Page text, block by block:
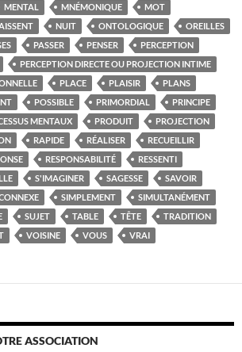
MENTAL MNÉMONIQUE
MOT
NUIT ONTOLOGIQUE
OREILLES
PASSER PENSER
PERCEPTION
PERCEPTION DIRECTE OU PROJECTION INTIME
PLACE PLAISIR
PLANS
POSSIBLE PRIMORDIAL
PRINCIPE
MENTAUX PRODUIT
PROJECTION
RAPIDE RÉALISER
RECUEILLIR
RESPONSABILITÉ
RESSENTI
S'IMAGINER SAGESSE
SAVOIR
SIMPLEMENT
SIMULTANÉMENT
SUJET TABLE TÊTE
TRADITION
VOISINE VOUS VRAI
ASSOCIATION